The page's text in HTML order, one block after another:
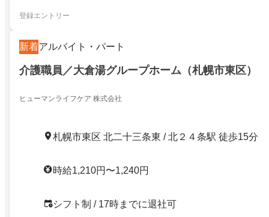
登録エントリー
新着アルバイト・パート
介護職員／大倉湯グループホーム（札幌市東区）
ヒューマンライフケア 株式会社
札幌市東区 北二十三条東 / 北２４条駅 徒歩15分
時給1,210円〜1,240円
シフト制 / 17時までに退社可